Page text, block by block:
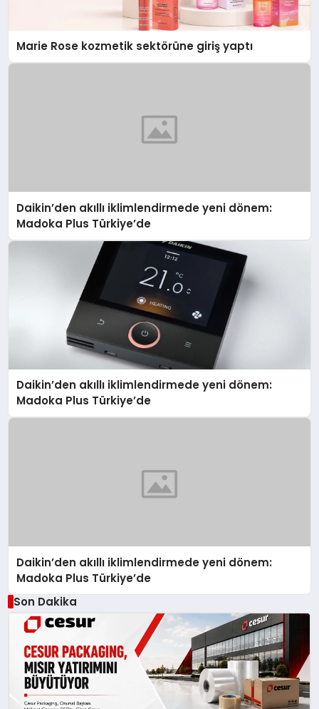
Marie Rose kozmetik sektörüne giriş yaptı
Daikin’den akıllı iklimlendirmede yeni dönem:
Madoka Plus Türkiye’de
Daikin’den akıllı iklimlendirmede yeni dönem:
Madoka Plus Türkiye’de
Daikin’den akıllı iklimlendirmede yeni dönem:
Madoka Plus Türkiye’de
Son Dakika